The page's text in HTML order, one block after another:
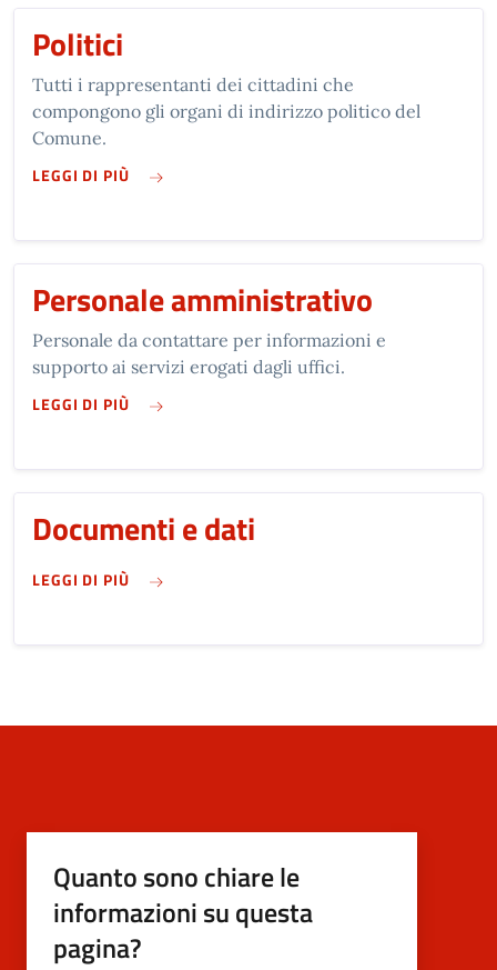
Politici
Tutti i rappresentanti dei cittadini che
compongono gli organi di indirizzo politico del
Comune.
LEGGI DI PIÙSU POLITICI
Personale amministrativo
Personale da contattare per informazioni e
supporto ai servizi erogati dagli uffici.
LEGGI DI PIÙSU PERSONALE AMMINISTRATIVO
Documenti e dati
LEGGI DI PIÙSU DOCUMENTI E DATI
Quanto sono chiare le
informazioni su questa
pagina?